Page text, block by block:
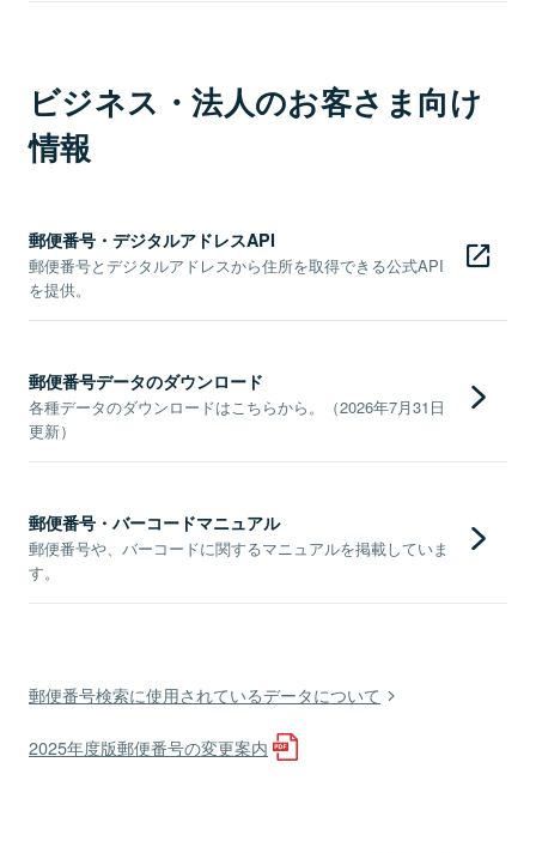
ビジネス・法人のお客さま向け
情報
郵便番号・デジタルアドレスAPI
郵便番号とデジタルアドレスから住所を取得できる公式API
を提供。
郵便番号データのダウンロード
各種データのダウンロードはこちらから。（2026年7月31日
更新）
郵便番号・バーコードマニュアル
郵便番号や、バーコードに関するマニュアルを掲載していま
す。
郵便番号検索に使用されているデータについて
2025年度版郵便番号の変更案内